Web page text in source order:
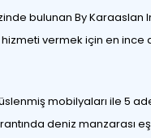
bulunan By
vermek için en
mobilyaları ile 5
deniz manzarası